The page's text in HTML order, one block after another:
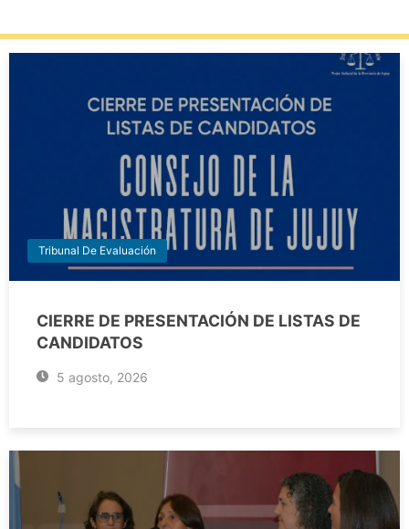
Tribunal De Evaluación
CIERRE DE PRESENTACIÓN DE LISTAS DE
CANDIDATOS
5 agosto, 2026